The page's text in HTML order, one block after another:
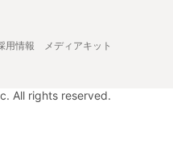
用情報 メディアキット
All rights reserved.